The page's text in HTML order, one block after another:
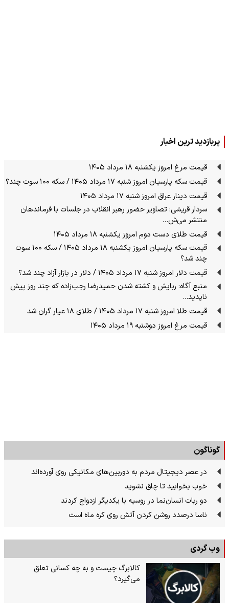
پربازدید ترین اخبار
قیمت مرغ امروز یکشنبه ۱۸ مرداد ۱۴۰۵
قیمت سکه پارسیان امروز شنبه ۱۷ مرداد ۱۴۰۵ / سکه ۱۰۰ سوت چند؟
قیمت دینار عراق امروز شنبه ۱۷ مرداد ۱۴۰۵
سردار قریشی: تصاویر حضور رهبر انقلاب در جلسات با فرماندهان
منتشر می‌ش…
قیمت طلای دست دوم امروز یکشنبه ۱۸ مرداد ۱۴۰۵
قیمت سکه پارسیان امروز یکشنبه ۱۸ مرداد ۱۴۰۵ / سکه ۱۰۰ سوت
چند شد؟
قیمت دلار امروز شنبه ۱۷ مرداد ۱۴۰۵ / دلار در بازار آزاد چند شد؟
منبع آگاه: ربایش و کشته شدن حمیدرضا رجب‌زاده که چند روز پیش
ناپدید…
قیمت طلا امروز شنبه ۱۷ مرداد ۱۴۰۵ / طلای ۱۸ عیار گران شد
قیمت مرغ امروز دوشنبه ۱۹ مرداد ۱۴۰۵
گوناگون
در عصر دیجیتال مردم به دوربین‌های مکانیکی روی آورده‌اند
خوب بخوابید تا چاق نشوید
دو ربات انسان‌نما در روسیه با یکدیگر ازدواج کردند
ناسا درصدد روشن کردن آتش روی کره ماه است
وب گردی
کالابرگ چیست و به چه کسانی تعلق
می‌گیرد؟